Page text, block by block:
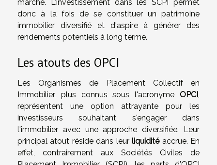
marché. L'investissement dans les SCPI permet
donc à la fois de se constituer un patrimoine
immobilier diversifié et d'aspire à générer des
rendements potentiels à long terme.
Les atouts des OPCI
Les Organismes de Placement Collectif en
Immobilier, plus connus sous l'acronyme OPCI,
représentent une option attrayante pour les
investisseurs souhaitant s'engager dans
l'immobilier avec une approche diversifiée. Leur
principal atout réside dans leurliquiditéaccrue. En
effet, contrairement aux Sociétés Civiles de